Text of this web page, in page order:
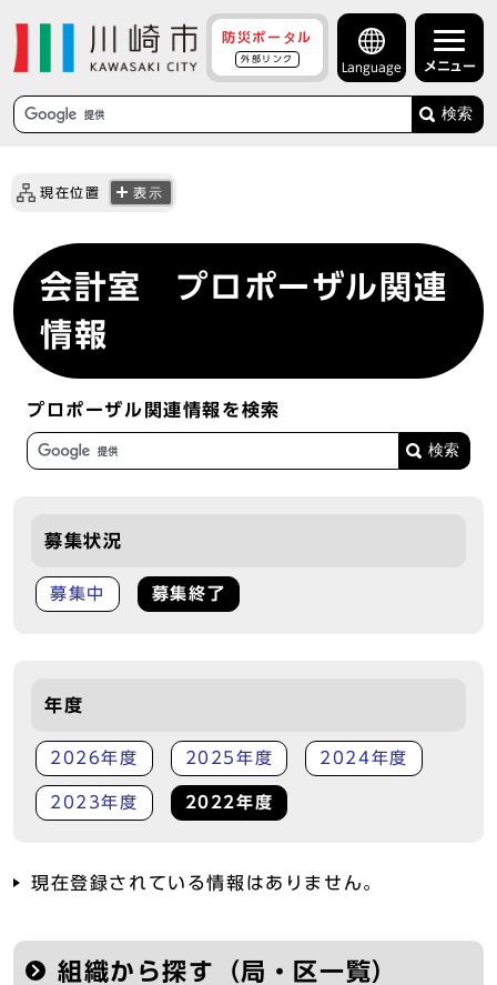
防災ポータル
外部リンク
Language メニュー
検索
現在位置 表示
会計室 プロポーザル関連
情報
プロポーザル関連情報を検索
募集状況
募集中 募集終了
年度
2026年度 2025年度 2024年度
2023年度 2022年度
現在登録されている情報はありません。
組織から探す（局・区一覧）